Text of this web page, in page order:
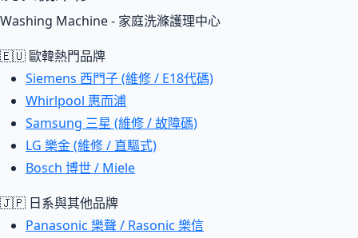
Washing Machine - 家庭洗滌護理中心
🇪🇺 歐韓熱門品牌
Siemens 西門子 (維修 / E18代碼)
Whirlpool 惠而浦
Samsung 三星 (維修 / 故障碼)
LG 樂金 (維修 / 直驅式)
Bosch 博世 / Miele
🇯🇵 日系與其他品牌
Panasonic 樂聲 / Rasonic 樂信